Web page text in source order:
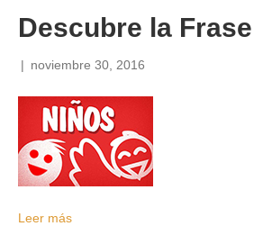
Descubre la Frase
| noviembre 30, 2016
Leer más